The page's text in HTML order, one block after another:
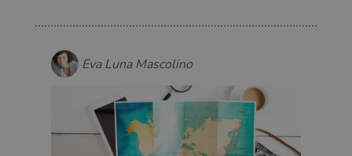
Eva Luna Mascolino